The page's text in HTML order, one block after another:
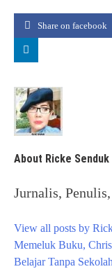
Share on facebook
About Ricke Senduk
Jurnalis,
View all posts by
Post
navigation
Memeluk Buku,
Belajar Tanpa Sekolah